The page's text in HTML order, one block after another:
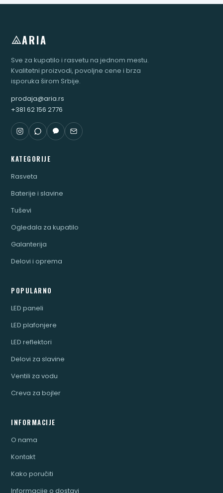
ARIA
Sve za kupatilo i rasvetu na jednom mestu.
Kvalitetni proizvodi, povoljne cene i brza
isporuka širom Srbije.
prodaja@aria.rs
+381 62 156 2776
KATEGORIJE
Rasveta
Baterije i slavine
Tuševi
Ogledala za kupatilo
Galanterija
Delovi i oprema
POPULARNO
LED paneli
LED plafonjere
LED reflektori
Delovi za slavine
Ventili za vodu
Creva za bojler
INFORMACIJE
O nama
Kontakt
Kako poručiti
Informacije o dostavi